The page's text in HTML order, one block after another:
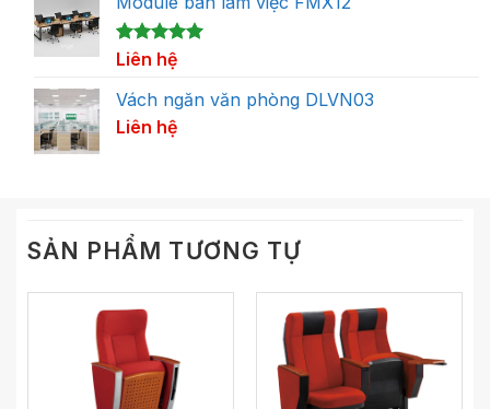
5.00trên 5
dựa trên
1
đánh giá
Liên hệ
Vách ngăn văn phòng DLVN03
Liên hệ
SẢN PHẨM TƯƠNG TỰ